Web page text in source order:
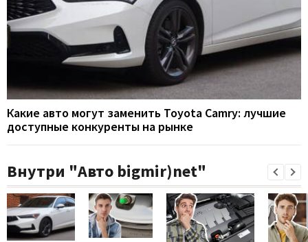
Какие авто могут заменить Toyota Camry: лучшие
доступные конкуренты на рынке
Внутри "Авто bigmir)net"